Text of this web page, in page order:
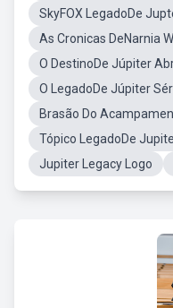
SkyFOX LegadoDe
As Cronicas DeNarnia
O DestinoDe Júpiter
O LegadoDe Júpiter
Brasão Do
Tópico LegadoDe
Jupiter Legacy Logo